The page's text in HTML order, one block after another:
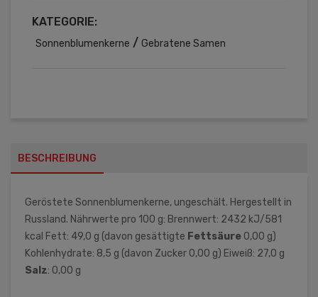
KATEGORIE:
Sonnenblumenkerne / Gebratene Samen
BESCHREIBUNG
Geröstete Sonnenblumenkerne, ungeschält. Hergestellt in
Russland. Nährwerte pro 100 g: Brennwert: 2432 kJ/581
kcal Fett: 49,0 g (davon gesättigte Fettsäure 0,00 g)
Kohlenhydrate: 8,5 g (davon Zucker 0,00 g) Eiweiß: 27,0 g
Salz: 0,00 g